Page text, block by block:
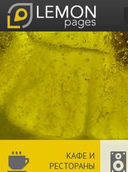
КАФЕ И
РЕСТОРАНЫ